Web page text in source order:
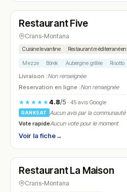
N° 6
Restaurant Five
Crans-Montana
Cuisine levantine Restaurant méditerranéen
Mezze Börek Aubergine grillée Risotto
Livraison :Non renseignée
Réservation en ligne :Non renseignée
★★★★★4.8/5· 45 avis Google
RANKEAT
Aucun avis par la communauté
Vote rapideAucun vote pour le moment
Voir la fiche→
N° 7
Restaurant La Maison
Crans-Montana